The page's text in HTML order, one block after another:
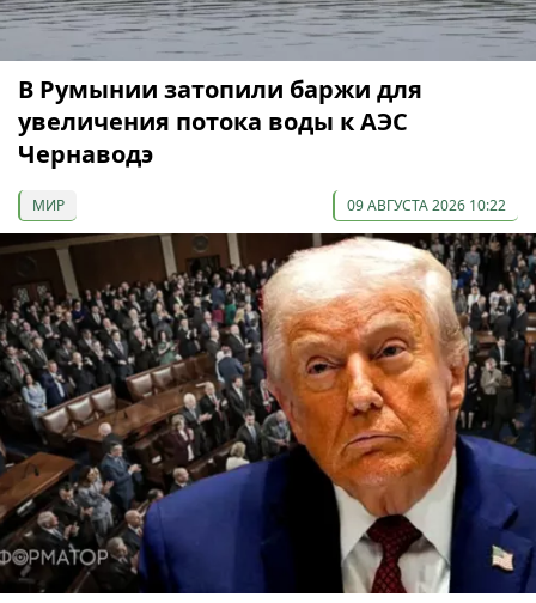
В Румынии затопили баржи для
увеличения потока воды к АЭС
Чернаводэ
МИР 09 АВГУСТА 2026 10:22